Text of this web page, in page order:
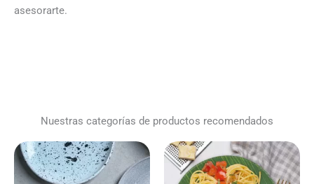
asesorarte.
Nuestras categorías de productos recomendados